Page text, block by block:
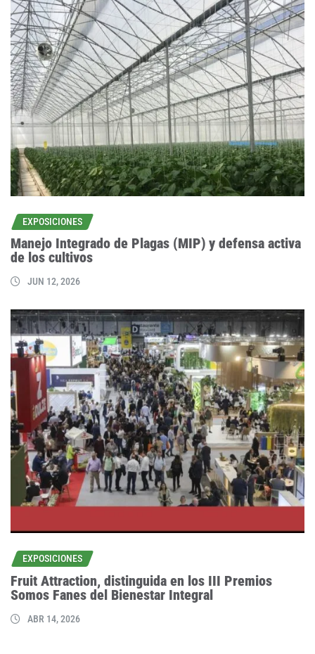
EXPOSICIONES
Manejo Integrado de Plagas (MIP) y defensa activa
de los cultivos
JUN 12, 2026
EXPOSICIONES
Fruit Attraction, distinguida en los III Premios
Somos Fanes del Bienestar Integral
ABR 14, 2026